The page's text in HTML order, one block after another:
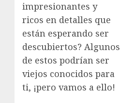
impresionantes y
ricos en detalles que
están esperando ser
descubiertos? Algunos
de estos podrían ser
viejos conocidos para
ti, ¡pero vamos a ello!